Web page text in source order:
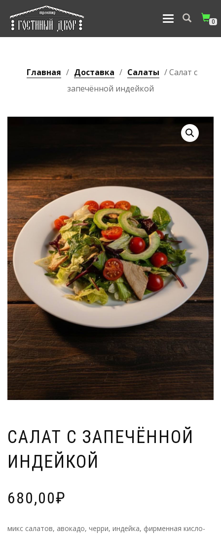
ПЕРЕКЛЮЧИТЬ
0
Главная / Доставка / Салаты / Салат с
запечённой индейкой
САЛАТ С ЗАПЕЧЁННОЙ
ИНДЕЙКОЙ
680,00₽
микс салатов, авокадо, черри, индейка, фирменная кисло-